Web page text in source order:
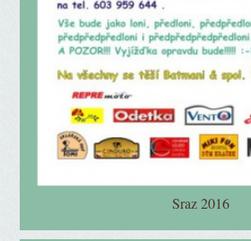
Sraz 2016